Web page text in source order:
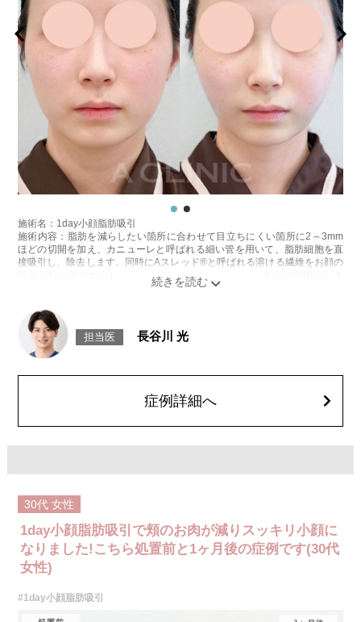
施術名：1day小顔脂肪吸引
施術内容：脂肪を減らしたい箇所に合わせて目立ちにくい箇所に2～3mm
ほどの切開を加え、カニューレと呼ばれる細い管を用いて、脂肪細胞を直
接吸引し、除去します。同時にAスレッド®と呼ばれる溶ける繊維をお顔の
目立たない部分から皮下へ挿入し、皮膚を内側から引き上げて固定しま
リスク、副作用：赤み、熱感、痛み、しびれ、むくみ、内出血、引き攣れ
感などが術後一時的に生じることがございます。また、稀に貧血、細菌感
染症、左右差、施術箇所の知覚鈍麻、ぼこつき、硬結、瘢痕化、色素沈
着、脂肪塞栓、皮膚のよれ、繊維の突出などを生じることがございます。
顔の脂肪吸引箇所の追加 1ヶ所ごと+162,800円(税込)
オプション：笑気麻酔 3,300円(税込)
担当医 長谷川 光
症例詳細へ
30代 女性
1day小顔脂肪吸引で頬のお肉が減りスッキリ小顔に
なりました!こちら処置前と1ヶ月後の症例です(30代
女性)
#1day小顔脂肪吸引